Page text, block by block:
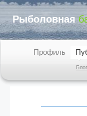
Рыболовная
Профиль
Блог